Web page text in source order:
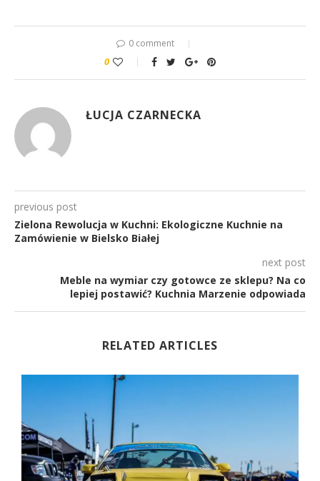
0 comment
0
ŁUCJA CZARNECKA
previous post
Zielona Rewolucja w Kuchni: Ekologiczne Kuchnie na
Zamówienie w Bielsko Białej
next post
Meble na wymiar czy gotowce ze sklepu? Na co
lepiej postawić? Kuchnia Marzenie odpowiada
RELATED ARTICLES